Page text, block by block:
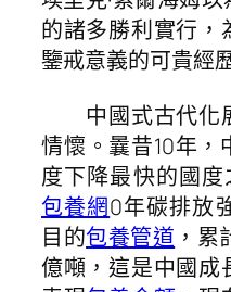
的諸多勝利實行，
鑒戒意義的可貴經
中國式古代化
情懷。曩昔10年，
度下降最快的國
包養網0年碳排放
目的包養管道 ，
億噸，這是中國成